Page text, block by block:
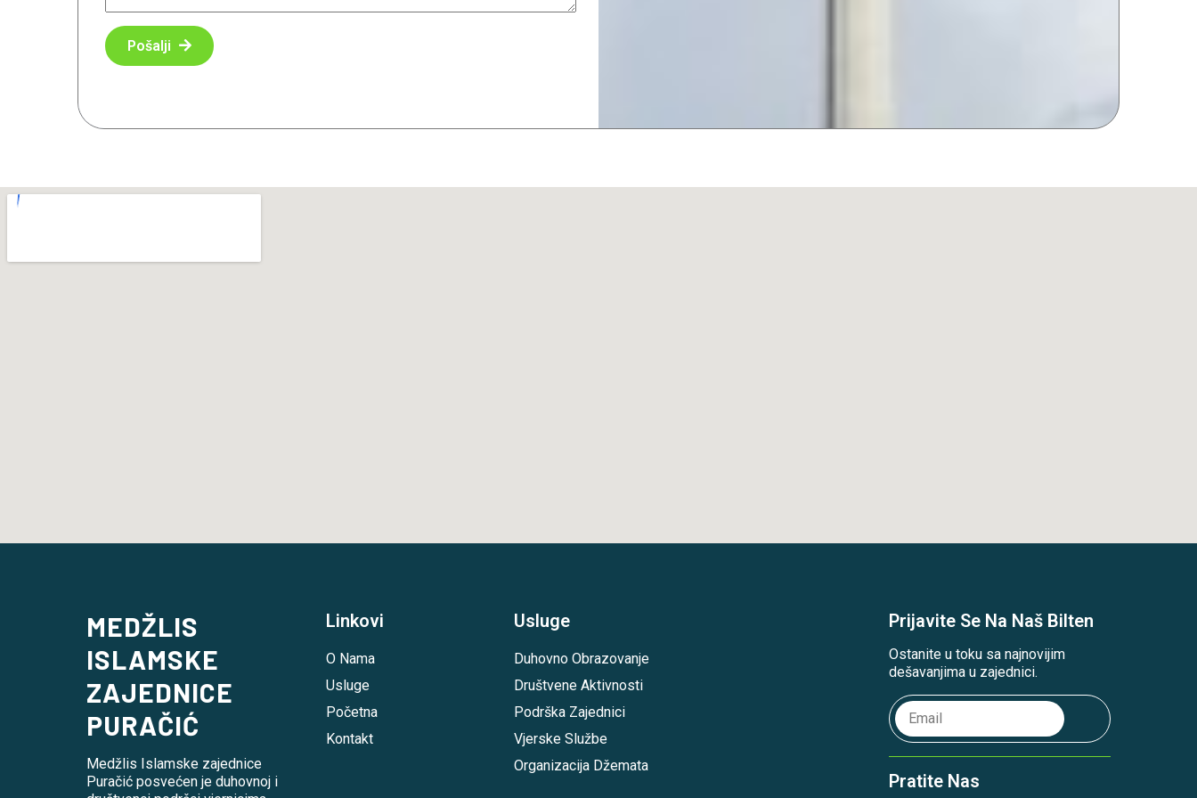
Pošalji
MEDŽLIS
ISLAMSKE
ZAJEDNICE
PURAČIĆ
Medžlis Islamske zajednice
Puračić posvećen je duhovnoj i
Linkovi
O Nama
Usluge
Početna
Kontakt
Usluge
Duhovno Obrazovanje
Društvene Aktivnosti
Podrška Zajednici
Vjerske Službe
Organizacija Džemata
Prijavite Se Na Naš Bilten
Ostanite u toku sa najnovijim
dešavanjima u zajednici.
Pratite Nas